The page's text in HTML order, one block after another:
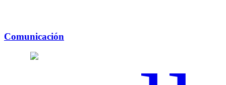
Comunicación